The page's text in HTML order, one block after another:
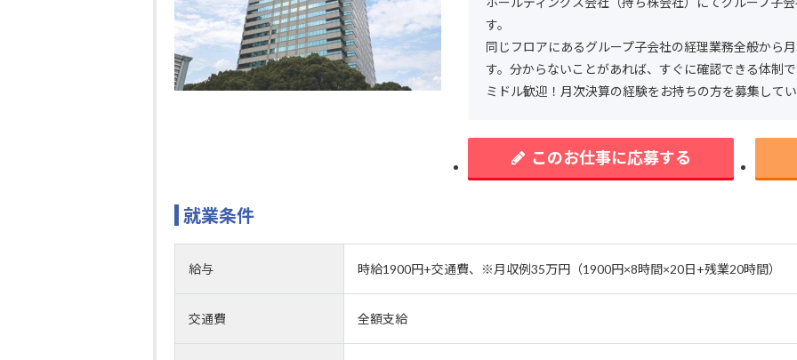
す。
同じフロアにあるグループ子会社の経理業務全般から
す。分からないことがあれば、すぐに確認できる体制で
ミドル歓迎！月次決算の経験をお持ちの方を募集して
このお仕事に応募する
就業条件
給与 時給1900円+交通費、※月収例35万円（1900円×8時間×20日+残業20時間）
交通費 全額支給